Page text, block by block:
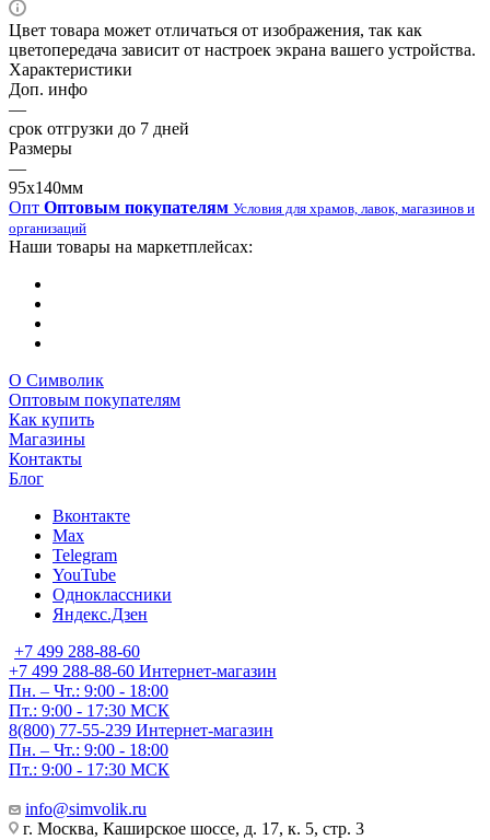
Цвет товара может отличаться от изображения, так как
цветопередача зависит от настроек экрана вашего устройства.
Характеристики
Доп. инфо
—
срок отгрузки до 7 дней
Размеры
—
95х140мм
Опт Оптовым покупателям Условия для храмов, лавок, магазинов и
организаций
Наши товары на маркетплейсах:
О Символик
Оптовым покупателям
Как купить
Магазины
Контакты
Блог
Вконтакте
Max
Telegram
YouTube
Одноклассники
Яндекс.Дзен
+7 499 288-88-60
+7 499 288-88-60 Интернет-магазин
Пн. – Чт.: 9:00 - 18:00
Пт.: 9:00 - 17:30 МСК
8(800) 77-55-239 Интернет-магазин
Пн. – Чт.: 9:00 - 18:00
Пт.: 9:00 - 17:30 МСК
info@simvolik.ru
г. Москва, Каширское шоссе, д. 17, к. 5, стр. 3